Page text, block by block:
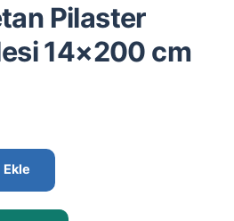
Pilaster
14×200 cm